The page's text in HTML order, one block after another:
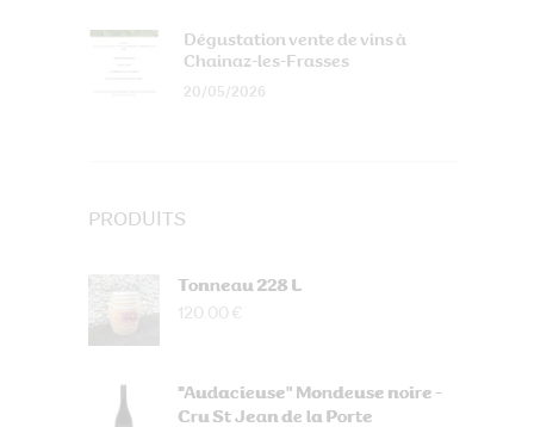
Dégustation vente de vins à
Chainaz-les-Frasses
20/05/2026
PRODUITS
Tonneau 228 L
120.00 €
"Audacieuse" Mondeuse noire -
Cru St Jean de la Porte